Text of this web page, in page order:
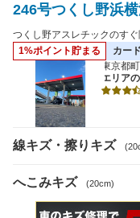
246号つくし野浜
つくし野アスレチックのす
1%ポイント貯まる
カー
東京都
エリア
線キズ・擦りキズ
へこみキズ (20cm)